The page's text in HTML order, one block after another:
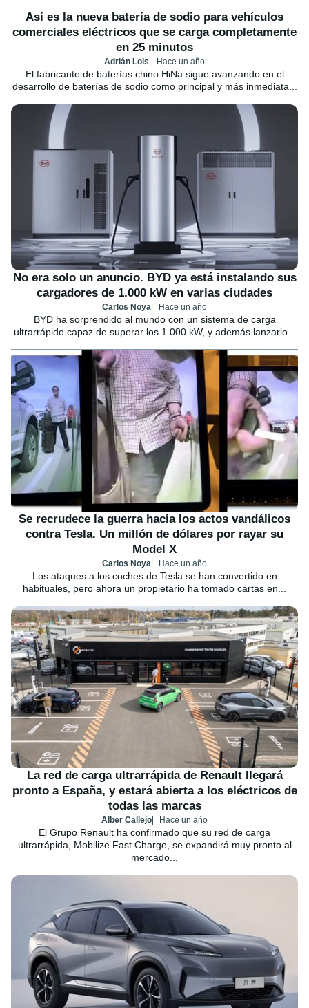
Así es la nueva batería de sodio para vehículos
comerciales eléctricos que se carga completamente
en 25 minutos
Adrián Lois Hace un año
El fabricante de baterías chino HiNa sigue avanzando en el
desarrollo de baterías de sodio como principal y más inmediata...
No era solo un anuncio. BYD ya está instalando sus
cargadores de 1.000 kW en varias ciudades
Carlos Noya Hace un año
BYD ha sorprendido al mundo con un sistema de carga
ultrarrápido capaz de superar los 1.000 kW, y además lanzarlo...
Se recrudece la guerra hacia los actos vandálicos
contra Tesla. Un millón de dólares por rayar su
Model X
Carlos Noya Hace un año
Los ataques a los coches de Tesla se han convertido en
habituales, pero ahora un propietario ha tomado cartas en...
La red de carga ultrarrápida de Renault llegará
pronto a España, y estará abierta a los eléctricos de
todas las marcas
Alber Callejo Hace un año
El Grupo Renault ha confirmado que su red de carga
ultrarrápida, Mobilize Fast Charge, se expandirá muy pronto al
mercado...